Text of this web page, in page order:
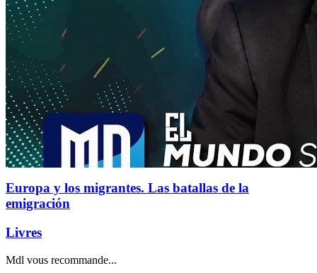
Europa y los migrantes. Las batallas de la
emigración
Livres
Mdl vous recommande...